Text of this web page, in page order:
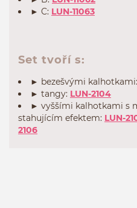
► C: LUN-11063
Set tvoří s:
► bezešvými kalhotkami:
► tangy: LUN-2104
► vyššími kalhotkami s
stahujícím efektem: LUN-
2106